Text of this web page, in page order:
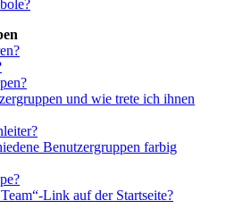
und wie trete ich ihnen
Benutzergruppen farbig
Link auf der Startseite?